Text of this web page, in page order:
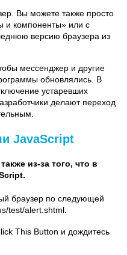
Вы можете также просто
и компоненты» или с
версию браузера из
мессенджер и другие
обновлялись. В
устаревших
делают переход
JavaScript
из-за того, что в
браузер по следующей
test/alert.shtml.
This Button и дождитесь